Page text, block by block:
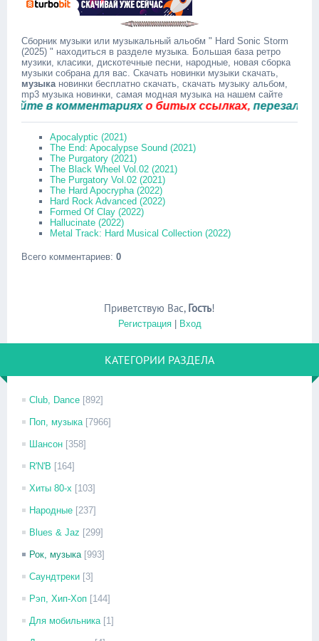
Сборник музыки или музыкальный альобм " Hard Sonic Storm
(2025) " находиться в разделе музыка. Большая база ретро
музики, класики, дискотечные песни, народные, новая сборка
музыки собрана для вас. Скачать новинки музыки скачать,
музыкановинки бесплатно скачать, скачать музыку альбом,
mp3 музыка новинки, самая модная музыка на нашем сайте
в комментарияхо битых ссылках,перезальём
Apocalyptic (2021)
The End: Apocalypse Sound (2021)
The Purgatory (2021)
The Black Wheel Vol.02 (2021)
The Purgatory Vol.02 (2021)
The Hard Apocrypha (2022)
Hard Rock Advanced (2022)
Formed Of Clay (2022)
Hallucinate (2022)
Metal Track: Hard Musical Collection (2022)
Всего комментариев: 0
Приветствую Вас, Гость!
Регистрация| Вход
КАТЕГОРИИ РАЗДЕЛА
Club, Dance [892]
Поп, музыка [7966]
Шансон [358]
R'N'B [164]
Хиты 80-х [103]
Народные [237]
Blues & Jaz [299]
Рок, музыка [993]
Саундтреки [3]
Рэп, Хип-Хоп [144]
Для мобильника [1]